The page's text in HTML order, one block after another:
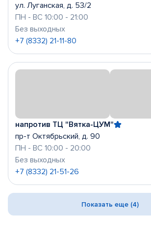
ул. Луганская, д. 53/2
ПН - ВС 10:00 - 21:00
Без выходных
+7 (8332) 21-11-80
напротив ТЦ "Вятка-ЦУМ"
пр-т Октябрьский, д. 90
ПН - ВС 10:00 - 20:00
Без выходных
+7 (8332) 21-51-26
Показать еще (4)